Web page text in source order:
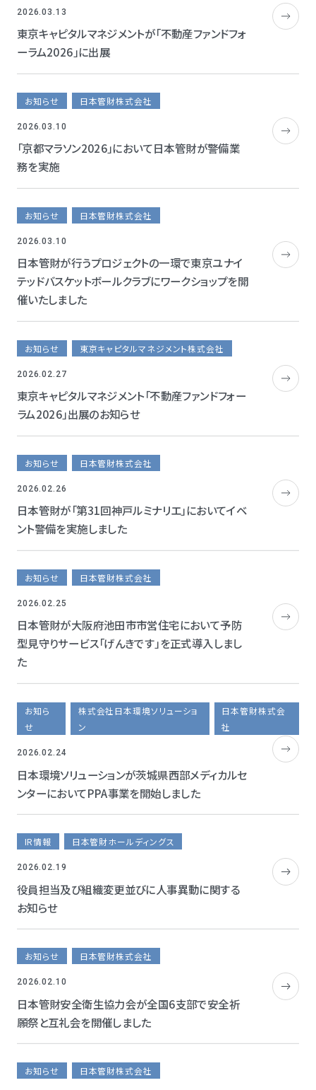
2026.03.13
東京キャピタルマネジメントが「不動産ファンドフォ
ーラム2026」に出展
お知らせ 日本管財株式会社
2026.03.10
「京都マラソン2026」において日本管財が警備業
務を実施
お知らせ 日本管財株式会社
2026.03.10
日本管財が行うプロジェクトの一環で東京ユナイ
テッドバスケットボールクラブにワークショップを開
催いたしました
お知らせ 東京キャピタルマネジメント株式会社
2026.02.27
東京キャピタルマネジメント「不動産ファンドフォー
ラム2026」出展のお知らせ
お知らせ 日本管財株式会社
2026.02.26
日本管財が「第31回神戸ルミナリエ」においてイベ
ント警備を実施しました
お知らせ 日本管財株式会社
2026.02.25
日本管財が大阪府池田市市営住宅において予防
型見守りサービス「げんきです」を正式導入しまし
た
お知ら
せ
株式会社日本環境ソリューショ
ン
日本管財株式会
社
2026.02.24
日本環境ソリューションが茨城県西部メディカルセ
ンターにおいてPPA事業を開始しました
IR情報 日本管財ホールディングス
2026.02.19
役員担当及び組織変更並びに人事異動に関する
お知らせ
お知らせ 日本管財株式会社
2026.02.10
日本管財安全衛生協力会が全国6支部で安全祈
願祭と互礼会を開催しました
お知らせ 日本管財株式会社